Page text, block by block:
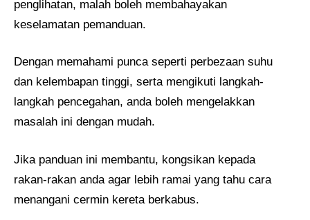
penglihatan, malah boleh membahayakan
keselamatan pemanduan.
Dengan memahami punca seperti perbezaan suhu
dan kelembapan tinggi, serta mengikuti langkah-
langkah pencegahan, anda boleh mengelakkan
masalah ini dengan mudah.
Jika panduan ini membantu, kongsikan kepada
rakan-rakan anda agar lebih ramai yang tahu cara
menangani cermin kereta berkabus.